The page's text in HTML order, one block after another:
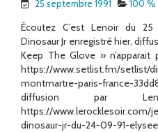
25 septembre 1991 100 %
Écoutez C’est Lenoir du
Dinosaur Jr enregistré hier,
Keep The Glove »
https://www.setlist.fm/setlist/
montmartre-paris-france-
diffusion par
https://www.lerocklesoir.com/
dinosaur-jr-du-24-09-91-